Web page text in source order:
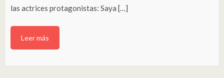
las actrices protagonistas: Saya […]
Leer más